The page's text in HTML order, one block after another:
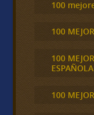
100
100
100
ESPAÑOLA
100